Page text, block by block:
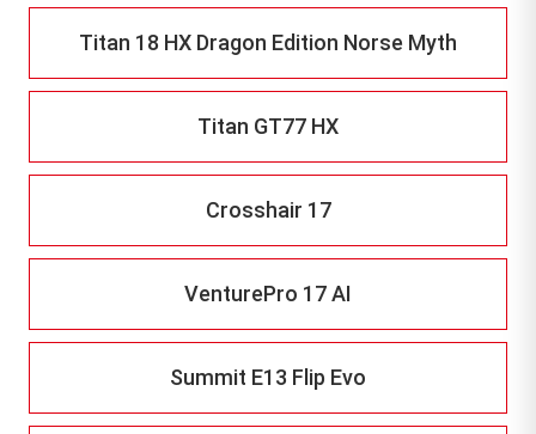
Titan 18 HX Dragon Edition Norse Myth
Titan GT77 HX
Crosshair 17
VenturePro 17 AI
Summit E13 Flip Evo